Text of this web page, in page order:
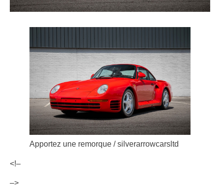
Apportez une remorque / silverarrowcarsltd
<!–
–>